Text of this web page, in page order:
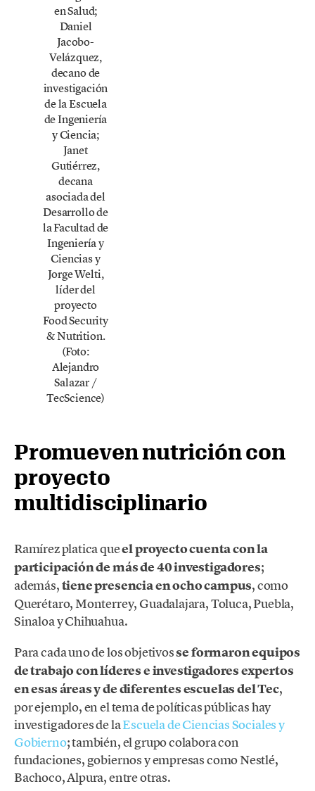
en Salud;
Daniel
Jacobo-
Velázquez,
decano de
investigación
de la Escuela
de Ingeniería
y Ciencia;
Janet
Gutiérrez,
decana
asociada del
Desarrollo de
la Facultad de
Ingeniería y
Ciencias y
Jorge Welti,
líder del
proyecto
Food Security
& Nutrition.
(Foto:
Alejandro
Salazar /
TecScience)
Promueven nutrición con
proyecto
multidisciplinario
Ramírez platica queel proyecto cuenta con la
participación de más de 40 investigadores;
además,tiene presencia en ocho campus, como
Querétaro, Monterrey, Guadalajara, Toluca, Puebla,
Sinaloa y Chihuahua.
Para cada uno de los objetivosse formaron equipos
de trabajo con líderes e investigadores expertos
en esas áreas y de diferentes escuelas del Tec,
por ejemplo, en el tema de políticas públicas hay
investigadores de laEscuela de Ciencias Sociales y
Gobierno; también, el grupo colabora con
fundaciones, gobiernos y empresas como Nestlé,
Bachoco, Alpura, entre otras.